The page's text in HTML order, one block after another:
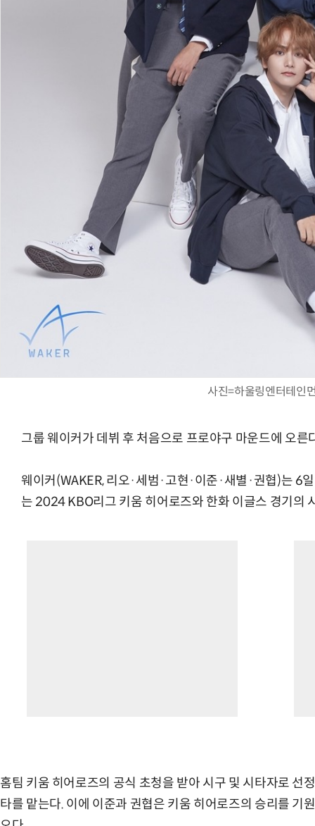
사진=하울링엔터테인
그룹 웨이커가 데뷔 후 처음으로 프로야구 마운드에 오른
웨이커(WAKER, 리오·세범·고현·이준·새별·권협)는 6
는 2024 KBO리그 키움 히어로즈와 한화 이글스 경기의
홈팀 키움 히어로즈의 공식 초청을 받아 시구 및 시타자로 선
타를 맡는다. 이에 이준과 권협은 키움 히어로즈의 승리를 기